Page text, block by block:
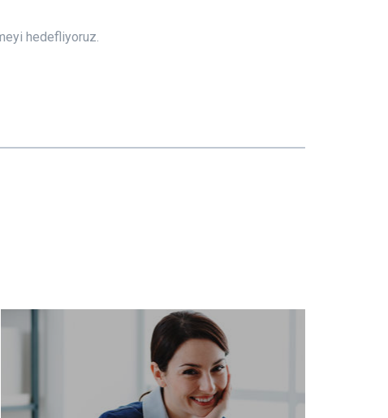
hedefliyoruz.